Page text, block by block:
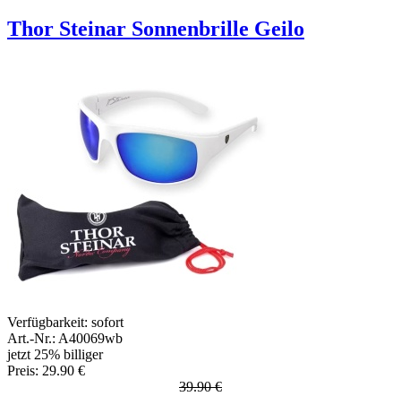
Thor Steinar Sonnenbrille Geilo
Verfügbarkeit: sofort
Art.-Nr.: A40069wb
jetzt 25% billiger
Preis: 29.90 €
39.90 €